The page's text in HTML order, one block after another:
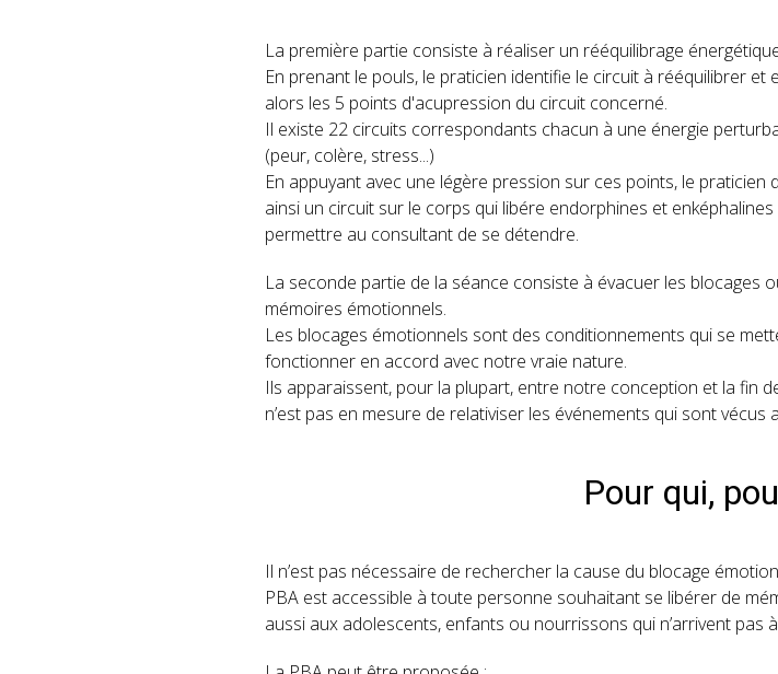
La première partie consiste à réaliser un rééquilibrage
En prenant le pouls, le praticien identifie le circuit à rééquilibrer et
alors les 5 points d'acupression du circuit concerné.
Il existe 22 circuits correspondants chacun à une énergie
(peur, colère, stress...)
En appuyant avec une légère pression sur ces points, le praticien
ainsi un circuit sur le corps qui libére endorphines et
permettre au consultant de se détendre.
La seconde partie de la séance consiste à évacuer les blocages
mémoires émotionnels.
Les blocages émotionnels sont des conditionnements qui se
fonctionner en accord avec notre vraie nature.
Ils apparaissent, pour la plupart, entre notre conception et la fin
n’est pas en mesure de relativiser les événements qui sont
Pour qui,
Il n’est pas nécessaire de rechercher la cause du blocage
PBA est accessible à toute personne souhaitant se libérer de
aussi aux adolescents, enfants ou nourrissons qui n’arrivent pas